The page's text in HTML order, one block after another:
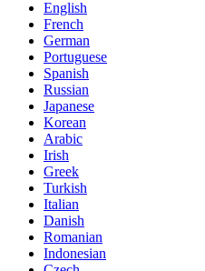
English
French
German
Portuguese
Spanish
Russian
Japanese
Korean
Arabic
Irish
Greek
Turkish
Italian
Danish
Romanian
Indonesian